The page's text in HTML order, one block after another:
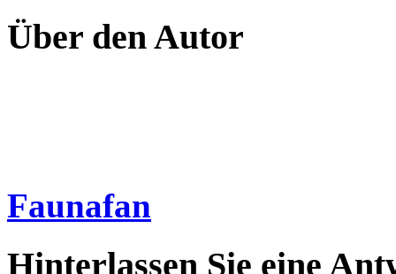
Über den Autor
Faunafan
Hinterlassen Sie eine